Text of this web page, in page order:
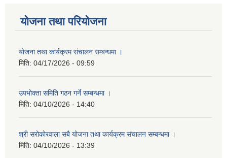
योजना तथा परियोजना
योजना तथा कार्यक्रम संचालन सम्बन्धमा ।
मिति: 04/17/2026 - 09:59
उपभोक्ता समिति गठन गर्ने सम्बन्धमा ।
मिति: 04/10/2026 - 14:40
श्री सरोकाेरवाला सबै योजना तथा कार्यक्रम संचालन सम्बन्धमा ।
मिति: 04/10/2026 - 13:39